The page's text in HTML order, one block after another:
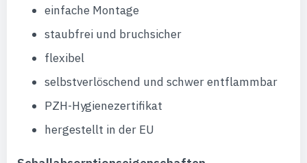
einfache Montage
staubfrei und bruchsicher
flexibel
selbstverlöschend und schwer entflammbar
PZH-Hygienezertifikat
hergestellt in der EU